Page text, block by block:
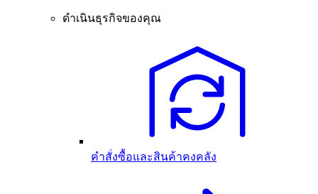
ดำเนินธุรกิจของคุณ
คำสั่งซื้อและสินค้าคงคลัง